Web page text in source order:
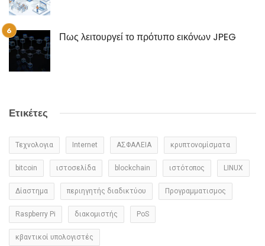
Πως λειτουργεί το πρότυπο εικόνων JPEG
Ετικέτες
Τεχνολογια Internet ΑΣΦΑΛΕΙΑ κρυπτονομίσματα
bitcoin ιστοσελίδα blockchain ιστότοπος LINUX
Δίαστημα περιηγητής διαδικτύου Προγραμματισμος
Raspberry Pi διακομιστής PoS
κβαντικοί υπολογιστές